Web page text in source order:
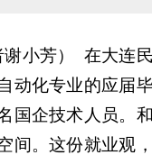
谢小芳） 在大连
动化专业的应届
企技术人员。
。这份就业观